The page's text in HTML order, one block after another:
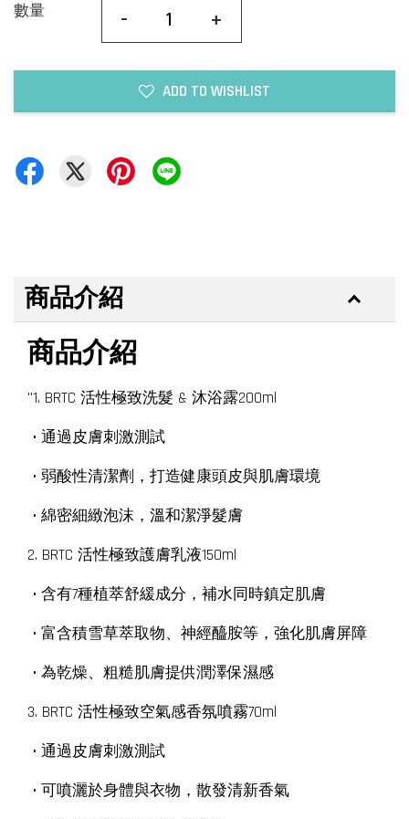
數量 - +
ADD TO WISHLIST
商品介紹
商品介紹
"1. BRTC 活性極致洗髮 & 沐浴露200ml
• 通過皮膚刺激測試
• 弱酸性清潔劑，打造健康頭皮與肌膚環境
• 綿密細緻泡沫，溫和潔淨髮膚
2. BRTC 活性極致護膚乳液150ml
• 含有7種植萃舒緩成分，補水同時鎮定肌膚
• 富含積雪草萃取物、神經醯胺等，強化肌膚屏障
• 為乾燥、粗糙肌膚提供潤澤保濕感
3. BRTC 活性極致空氣感香氛噴霧70ml
• 通過皮膚刺激測試
• 可噴灑於身體與衣物，散發清新香氣